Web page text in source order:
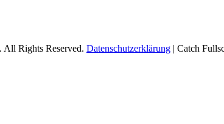
. All Rights Reserved. Datenschutzerklärung | Catch